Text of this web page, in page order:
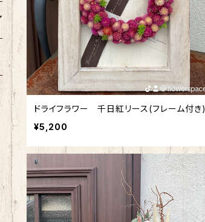
ドライフラワー 千日紅リース(フレーム付き)
¥5,200